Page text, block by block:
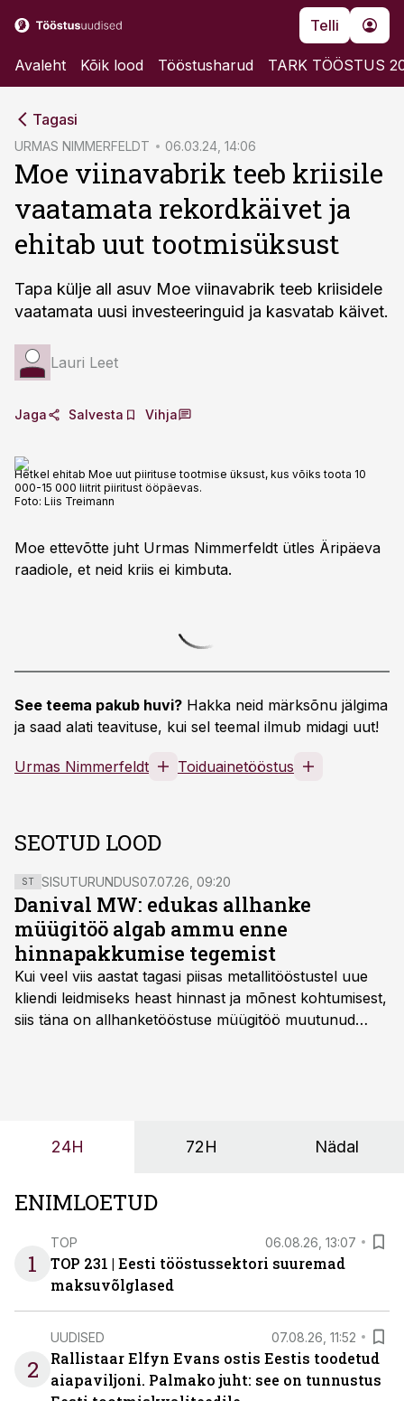
Telli
Avaleht Kõik lood Tööstusharud TARK TÖÖSTUS
Tagasi
URMAS NIMMERFELDT 06.03.24, 14:06
Moe viinavabrik teeb kriisile
vaatamata rekordkäivet ja
ehitab uut tootmisüksust
Tapa külje all asuv Moe viinavabrik teeb kriisidele
vaatamata uusi investeeringuid ja kasvatab käivet.
Lauri Leet
Jaga Salvesta Vihja
Hetkel ehitab Moe uut piirituse tootmise üksust, kus võiks toota 10
000-15 000 liitrit piiritust ööpäevas.
Foto: Liis Treimann
Moe ettevõtte juht Urmas Nimmerfeldt ütles Äripäeva
raadiole, et neid kriis ei kimbuta.
See teema pakub huvi? Hakka neid märksõnu jälgima
ja saad alati teavituse, kui sel teemal ilmub midagi uut!
Urmas Nimmerfeldt Toiduainetööstus
SEOTUD LOOD
ST SISUTURUNDUS07.07.26, 09:20
Danival MW: edukas allhanke
müügitöö algab ammu enne
hinnapakkumise tegemist
Kui veel viis aastat tagasi piisas metallitööstustel uue
kliendi leidmiseks heast hinnast ja mõnest kohtumisest,
siis täna on allhanketööstuse müügitöö muutunud
24H 72H Nädal
ENIMLOETUD
1
TOP 06.08.26, 13:07
TOP 231 | Eesti tööstussektori suuremad
maksuvõlglased
2
UUDISED 07.08.26, 11:52
Rallistaar Elfyn Evans ostis Eestis toodetud
aiapaviljoni. Palmako juht: see on tunnustus